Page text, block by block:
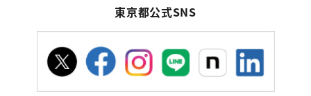
東京都公式SNS